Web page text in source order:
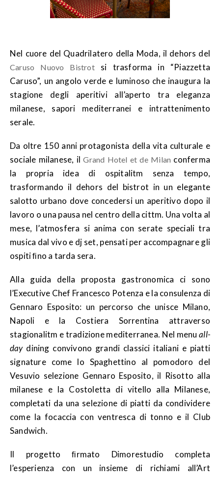
Nel cuore del Quadrilatero della Moda, il dehors del
Caruso Nuovo Bistrotsi trasforma in “Piazzetta
Caruso”, un angolo verde e luminoso che inaugura la
stagione degli aperitivi all’aperto tra eleganza
milanese, sapori mediterranei e intrattenimento
serale.
Da oltre 150 anni protagonista della vita culturale e
sociale milanese, ilGrand Hotel et de Milan conferma
la propria idea di ospitalitm senza tempo,
trasformando il dehors del bistrot in un elegante
salotto urbano dove concedersi un aperitivo dopo il
lavoro o una pausa nel centro della cittm. Una volta al
mese, l’atmosfera si anima con serate speciali tra
musica dal vivo e dj set, pensati per accompagnare gli
ospiti ﬁno a tarda sera.
Alla guida della proposta gastronomica ci sono
l’Executive Chef Francesco Potenza e la consulenza di
Gennaro Esposito: un percorso che unisce Milano,
Napoli e la Costiera Sorrentina attraverso
stagionalitm e tradizione mediterranea. Nel menuall-
day dining convivono grandi classici italiani e piatti
signature come lo Spaghettino al pomodoro del
Vesuvio selezione Gennaro Esposito, il Risotto alla
milanese e la Costoletta di vitello alla Milanese,
completati da una selezione di piatti da condividere
come la focaccia con ventresca di tonno e il Club
Sandwich.
Il progetto ﬁrmato Dimorestudio completa
l’esperienza con un insieme di richiami all’Art